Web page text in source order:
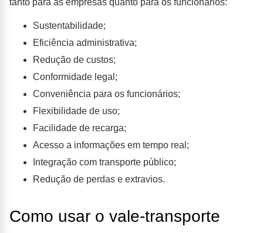
tanto para as empresas quanto para os funcionários:
Sustentabilidade;
Eficiência administrativa;
Redução de custos;
Conformidade legal;
Conveniência para os funcionários;
Flexibilidade de uso;
Facilidade de recarga;
Acesso a informações em tempo real;
Integração com transporte público;
Redução de perdas e extravios.
Como usar o vale-transporte